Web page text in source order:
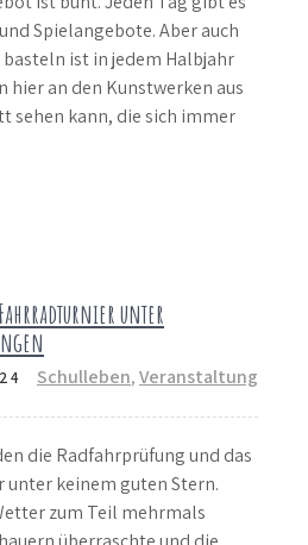
Spielangebote. Aber auch
ist in jedem Halbjahr
hier an den Kunstwerken aus
sehen kann, die sich immer
unter
Schulleben,Veranstaltung
die Radfahrprüfung und das
unter keinem guten Stern.
zum Teil mehrmals